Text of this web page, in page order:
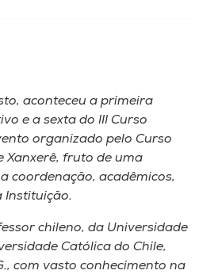
aconteceu a primeira
e a sexta do III Curso
organizado pelo Curso
Xanxerê, fruto de uma
coordenação, acadêmicos,
Instituição.
chileno, da Universidade
Católica do Chile,
com vasto conhecimento na